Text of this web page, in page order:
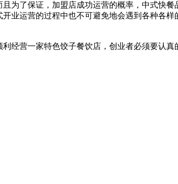
为了保证，加盟店成功运营的概率，中式快
业运营的过程中也不可避免地会遇到各种各
经营一家特色饺子餐饮店，创业者必须要认